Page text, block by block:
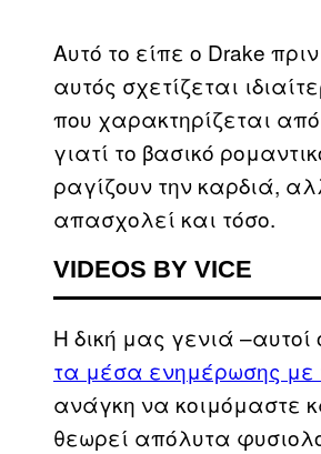
Αυτό το είπε ο Drake
αυτός σχετίζεται
που χαρακτηρίζεται
γιατί το βασικό
ραγίζουν την καρδιά,
απασχολεί και τόσο.
VIDEOS BY VICE
Η δική μας γενιά
τα μέσα ενημέρωσης με
ανάγκη να κοιμόμαστε
θεωρεί απόλυτα